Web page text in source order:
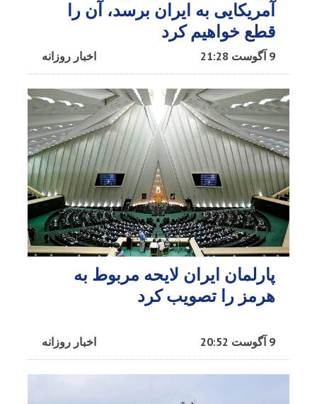
آمریکایی به ایران برسد، آن را
قطع خواهیم کرد
اخبار روزانه 9 آگوست 21:28
پارلمان ایران لایحه مربوط به
هرمز را تصویب کرد
اخبار روزانه 9 آگوست 20:52